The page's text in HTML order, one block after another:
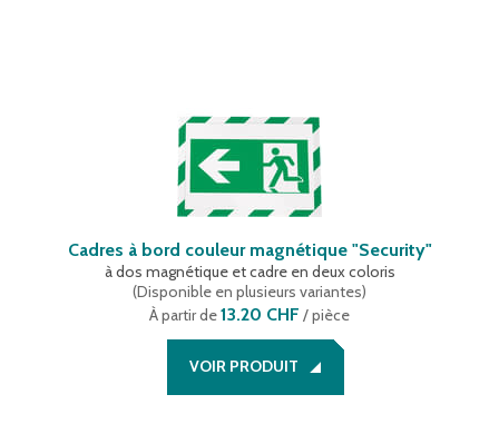
Cadres à bord couleur magnétique "Security"
à dos magnétique et cadre en deux coloris
(Disponible en plusieurs variantes)
À partir de13.20 CHF / pièce
VOIR PRODUIT